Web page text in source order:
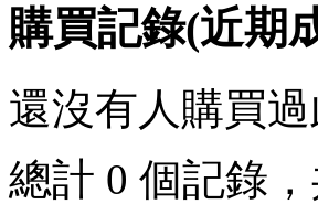
購買記錄(近期
還沒有人購買
總計 0 個記錄